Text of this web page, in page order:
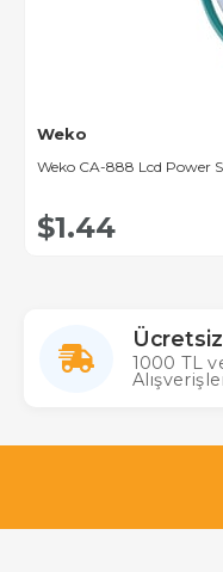
Weko
Weko CA-888 Lcd Power
$1.44
1000 TL